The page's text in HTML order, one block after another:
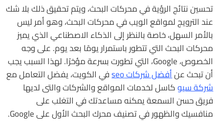
تحسين نتائج الرؤية في محركات البحث، ويتم تحقيق ذلك بلا شك
عند الترويج لمواقع الويب في محركات البحث، وهو أمر ليس
بالأمر السهل، خاصة بالنظر إلى الذكاء الاصطناعي الذي يميز
محركات البحث التي تتطور باستمرار يومًا بعد يوم. على وجه
الخصوص، Google، التي تطورت بسرعة مؤخرًا. لهذا السبب يجب
أن تبحث عنأفضل شركات seo
في الكويت، يفضل التعامل مع
شركة سيوكاسل لخدمات المواقع والشركات والتى لديها
فريق حسن السمعة يمكنه مساعدتك في التغلب على
منافسيك والظهور في تصنيف محرك البحث الأول على Google.